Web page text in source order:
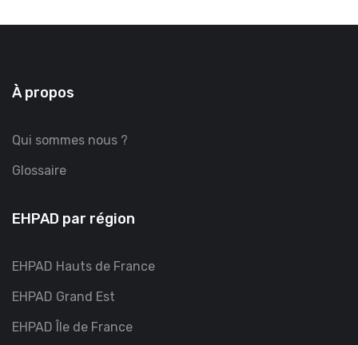
À propos
Qui sommes nous ?
Glossaire
EHPAD par région
EHPAD Hauts de France
EHPAD Grand Est
EHPAD Île de France